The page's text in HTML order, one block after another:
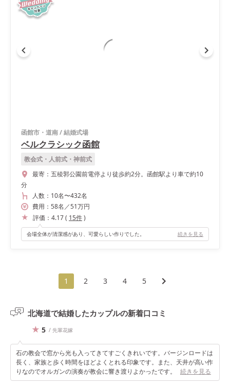
函館市・道南/結婚式場
ベルクラシック函館
教会式・人前式・神前式
最寄： 五稜郭公園前電停より徒歩約2分。函館駅より車で約10
分
人数： 10名〜432名
費用： 58名 ／51万円
評価： 4.17( 15件)
会場全体が清潔感があり、可愛らしい作りでした。 続きを見る
1 2 3 4 5
北海道で結婚したカップルの新着口コミ
5 / 先輩花嫁
石の教会で窓から光も入ってきてすごくきれいです。バージンロードは
長く、家族と歩く時間をほどよくとれる印象です。また、天井が高い作
りなのでオルガンの演奏が教会に響き渡りよかったです。
続きを見る